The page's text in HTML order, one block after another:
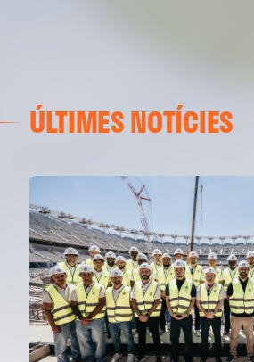
ÚLTIMES NOTÍCIES